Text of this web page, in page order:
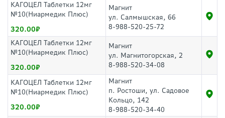
КАГОЦЕЛ Таблетки 12мг
№10(Ниармедик Плюс)
320.00
Магнит
ул. Салмышская, 66
8-988-520-25-72
КАГОЦЕЛ Таблетки 12мг
№10(Ниармедик Плюс)
320.00
Магнит
ул. Магнитогорская, 2
8-988-520-34-08
КАГОЦЕЛ Таблетки 12мг
№10(Ниармедик Плюс)
320.00
Магнит
п. Ростоши, ул. Садовое
Кольцо, 142
8-988-520-34-40